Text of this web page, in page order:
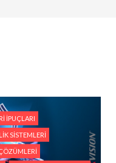
İPUÇLARI
SISTEMLERI